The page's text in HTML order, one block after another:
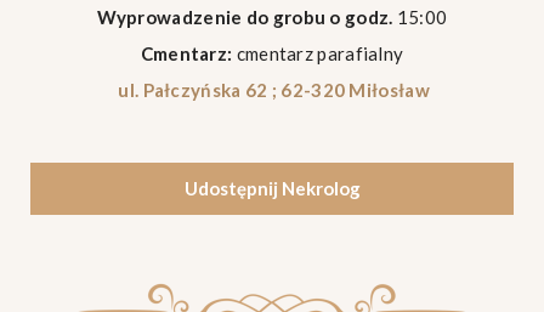
Wyprowadzenie do grobu o godz. 15:00
Cmentarz: cmentarz parafialny
ul. Pałczyńska 62 ; 62-320 Miłosław
Udostępnij Nekrolog